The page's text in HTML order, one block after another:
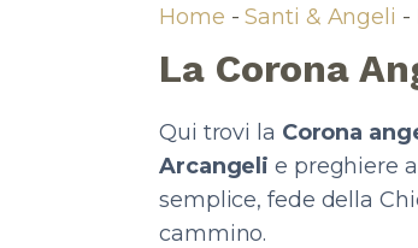
Home -Santi & Angeli -
La Corona
Qui trovi la Corona
Arcangeli e preghiere a
semplice, fede della
cammino.